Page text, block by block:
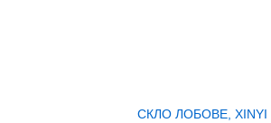
СКЛО ЛОБОВЕ, XINYI